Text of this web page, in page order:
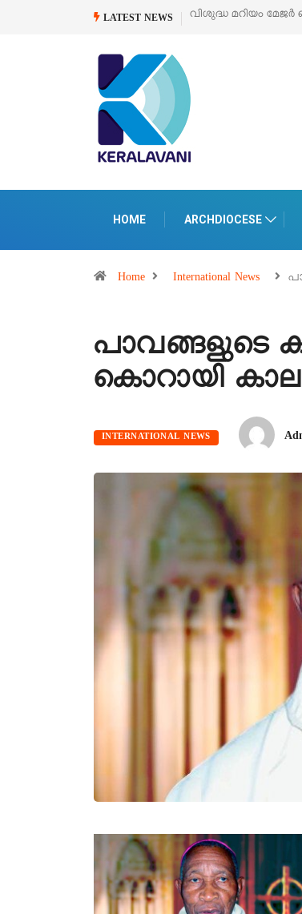
LATEST NEWS
സമർപ്പണ തിരുനാൾ ഓഗസ്റ്റ് 5 –‘പെറ്റൽസ്’
HOME ARCHDIOCESE
Home International News
പാവങ്ങളുടെ
കൊറായി
INTERNATIONAL NEWS